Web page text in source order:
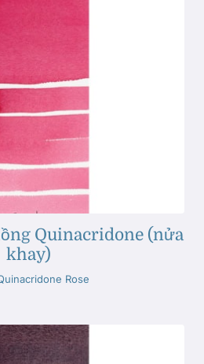
Quinacridone (nửa
khay)
Rose